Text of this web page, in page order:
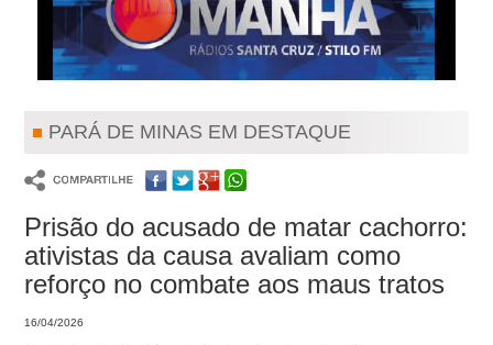
PARÁ DE MINAS EM DESTAQUE
Prisão do acusado de matar cachorro:
ativistas da causa avaliam como
reforço no combate aos maus tratos
16/04/2026